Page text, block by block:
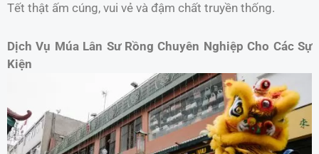
Tết thật ấm cúng, vui vẻ và đậm chất truyền thống.
Dịch Vụ Múa Lân Sư Rồng Chuyên Nghiệp Cho Các Sự
Kiện